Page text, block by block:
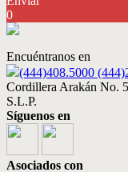
0
Encuéntranos en
(444)408.5000
Cordillera Arakán No.
S.L.P.
Síguenos en
Asociados con